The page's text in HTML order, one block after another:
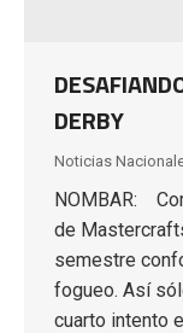
DERBY
Noticias
NOMBAR:
de
semestre
fogueo. Así
cuarto intento